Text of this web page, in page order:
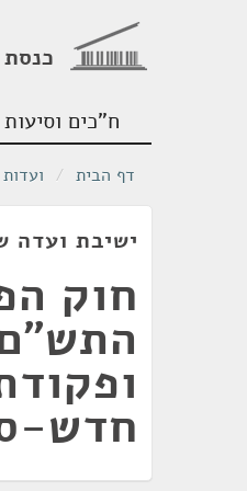
ח"כים וסיעות
דף הבית / ועדות
ישיבת ועדה של הכנסת
חוק
חדש-